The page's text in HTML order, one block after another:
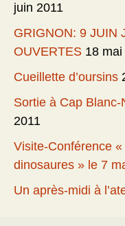
juin 2011
GRIGNON: 9 JUIN
OUVERTES 18
Cueillette d’oursins
Sortie à Cap
2011
Visite-Conférence «
dinosaures » le 7
Un après-midi à